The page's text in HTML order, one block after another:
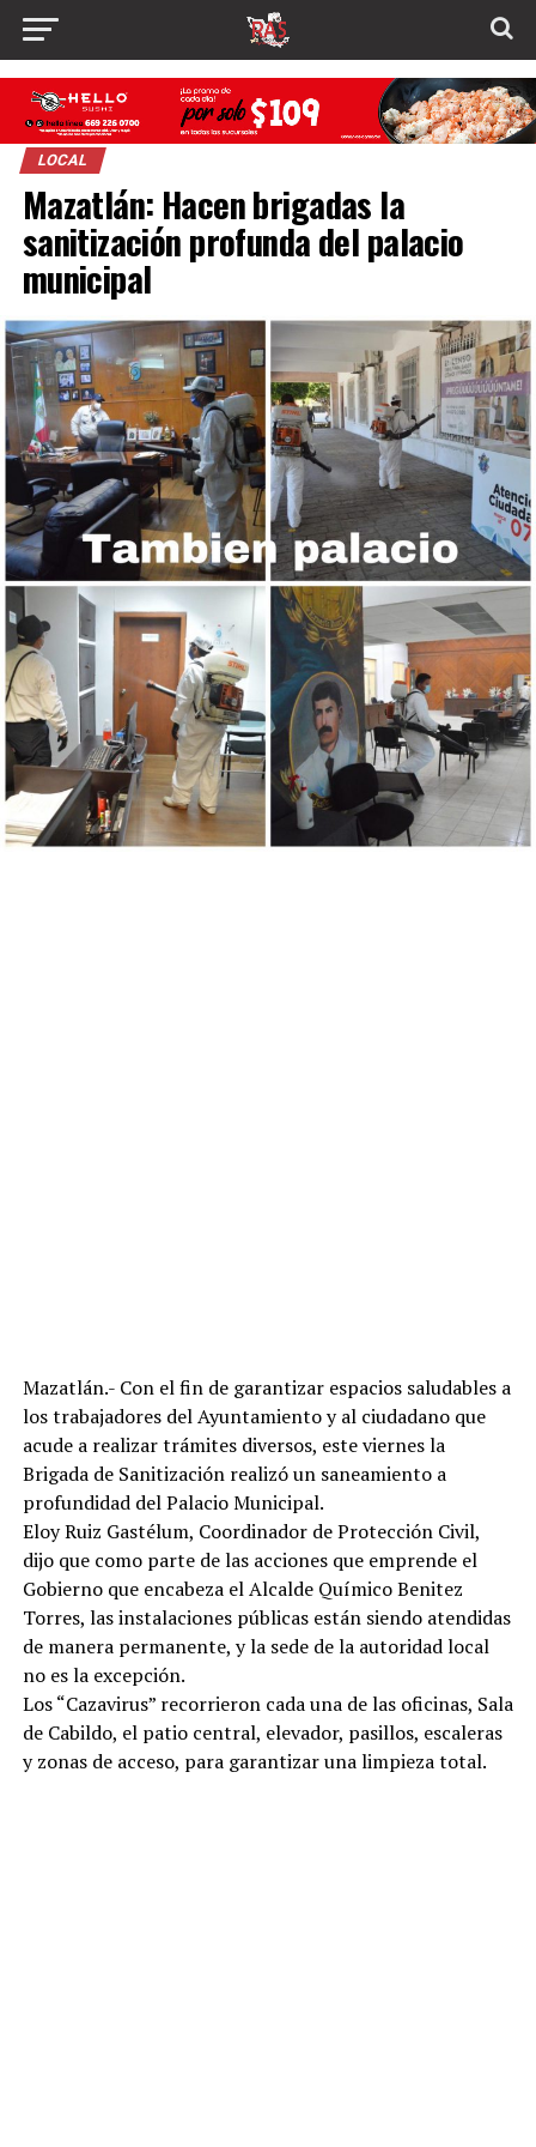
LOCAL
Mazatlán: Hacen brigadas la
sanitización profunda del palacio
municipal
Mazatlán.- Con el fin de garantizar espacios saludables a
los trabajadores del Ayuntamiento y al ciudadano que
acude a realizar trámites diversos, este viernes la
Brigada de Sanitización realizó un saneamiento a
profundidad del Palacio Municipal.
Eloy Ruiz Gastélum, Coordinador de Protección Civil,
dijo que como parte de las acciones que emprende el
Gobierno que encabeza el Alcalde Químico Benitez
Torres, las instalaciones públicas están siendo atendidas
de manera permanente, y la sede de la autoridad local
no es la excepción.
Los “Cazavirus” recorrieron cada una de las oficinas, Sala
de Cabildo, el patio central, elevador, pasillos, escaleras
y zonas de acceso, para garantizar una limpieza total.